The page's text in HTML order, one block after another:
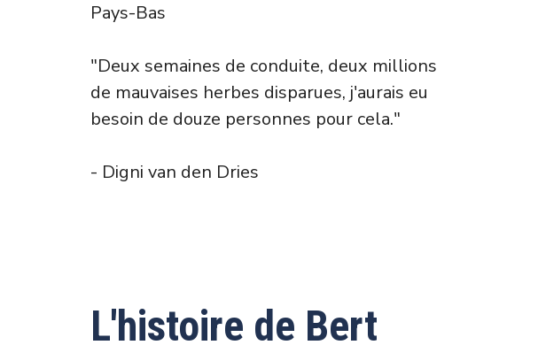
Pays-Bas
"Deux semaines de conduite, deux millions
de mauvaises herbes disparues, j'aurais eu
besoin de douze personnes pour cela."
- Digni van den Dries
L'histoire de Bert